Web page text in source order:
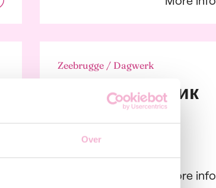
Over
Zeebrugge / Dagwerk
Зварювальник
More info